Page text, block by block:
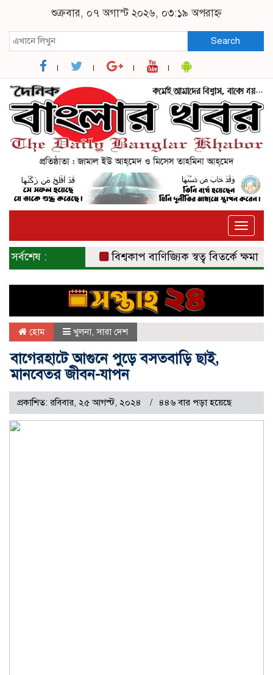
শুক্রবার, ০৭ অগাস্ট ২০২৬, ০৩:১৯ অপরাহ্ন
Search
Toggle
সর্বশেষ : বিশ্বকাপ বাণিজ্যিক স্বত্ব বিতর্কে ক্ষমা চাইল
হোম খুলনা,সারা দেশ
বাগেরহাটে আগুনে পুড়ে বসতবাড়ি ছাই,
মানবেতর জীবন-যাপন
প্রকাশিত: রবিবার, ২৫ আগস্ট, ২০২৪ ৪৪৬ বার পড়া হয়েছে